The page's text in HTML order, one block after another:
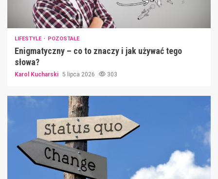
LIFESTYLE POZOSTAŁE
Enigmatyczny – co to znaczy i jak używać tego
słowa?
Karol Kucharski 5 lipca 2026 303